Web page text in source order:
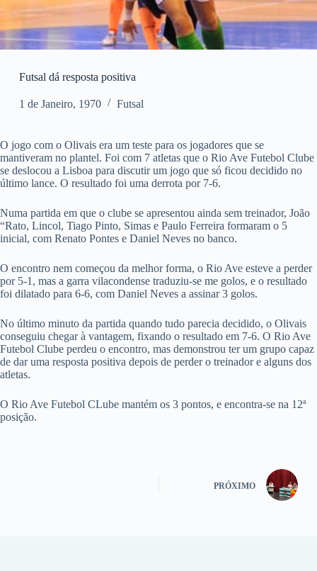
Futsal dá resposta positiva
1 de Janeiro, 1970 Futsal
O jogo com o Olivais era um teste para os jogadores que se
mantiveram no plantel. Foi com 7 atletas que o Rio Ave Futebol Clube
se deslocou a Lisboa para discutir um jogo que só ficou decidido no
último lance. O resultado foi uma derrota por 7-6.
Numa partida em que o clube se apresentou ainda sem treinador, João
“Rato, Lincol, Tiago Pinto, Simas e Paulo Ferreira formaram o 5
inicial, com Renato Pontes e Daniel Neves no banco.
O encontro nem começou da melhor forma, o Rio Ave esteve a perder
por 5-1, mas a garra vilacondense traduziu-se me golos, e o resultado
foi dilatado para 6-6, com Daniel Neves a assinar 3 golos.
No último minuto da partida quando tudo parecia decidido, o Olivais
conseguiu chegar à vantagem, fixando o resultado em 7-6. O Rio Ave
Futebol Clube perdeu o encontro, mas demonstrou ter um grupo capaz
de dar uma resposta positiva depois de perder o treinador e alguns dos
atletas.
O Rio Ave Futebol CLube mantém os 3 pontos, e encontra-se na 12ª
posição.
PRÓXIMO